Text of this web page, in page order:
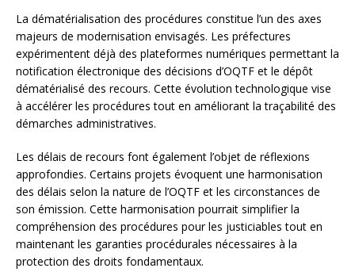
La dématérialisation des procédures constitue l’un des axes
majeurs de modernisation envisagés. Les préfectures
expérimentent déjà des plateformes numériques permettant la
notification électronique des décisions d’OQTF et le dépôt
dématérialisé des recours. Cette évolution technologique vise
à accélérer les procédures tout en améliorant la traçabilité des
démarches administratives.
Les délais de recours font également l’objet de réflexions
approfondies. Certains projets évoquent une harmonisation
des délais selon la nature de l’OQTF et les circonstances de
son émission. Cette harmonisation pourrait simplifier la
compréhension des procédures pour les justiciables tout en
maintenant les garanties procédurales nécessaires à la
protection des droits fondamentaux.